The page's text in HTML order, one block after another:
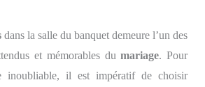
dans la salle du banquet demeure l’un des
et mémorables dumariage. Pour
inoubliable, il est impératif de choisir